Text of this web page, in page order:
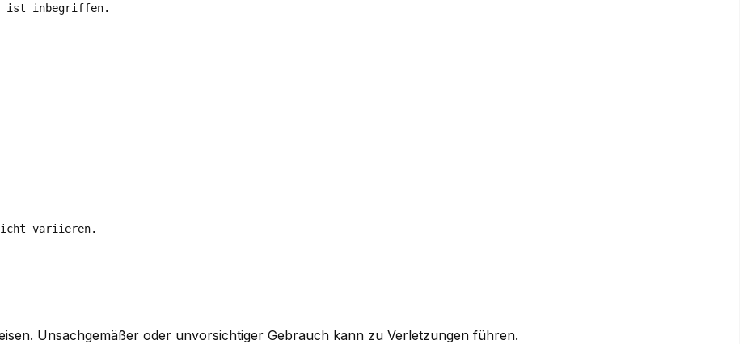
ist inbegriffen.
leicht variieren.
Unsachgemäßer oder unvorsichtiger Gebrauch kann zu Verletzungen führen.